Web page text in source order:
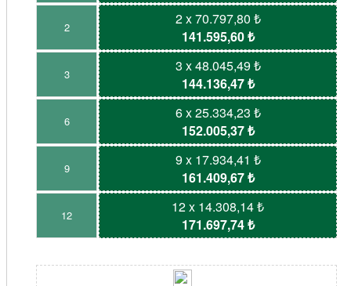
2
2 x 70.797,80 ₺
141.595,60 ₺
3
3 x 48.045,49 ₺
144.136,47 ₺
6
6 x 25.334,23 ₺
152.005,37 ₺
9
9 x 17.934,41 ₺
161.409,67 ₺
12
12 x 14.308,14 ₺
171.697,74 ₺